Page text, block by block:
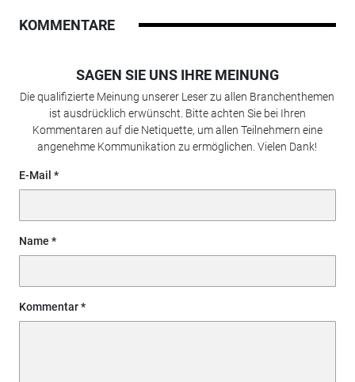
KOMMENTARE
SAGEN SIE UNS IHRE MEINUNG
Die qualifizierte Meinung unserer Leser zu allen Branchenthemen
ist ausdrücklich erwünscht. Bitte achten Sie bei Ihren
Kommentaren auf die Netiquette, um allen Teilnehmern eine
angenehme Kommunikation zu ermöglichen. Vielen Dank!
E-Mail
Name
Kommentar